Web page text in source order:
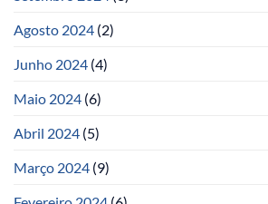
Agosto 2024 (2)
Junho 2024 (4)
Maio 2024 (6)
Abril 2024 (5)
Março 2024 (9)